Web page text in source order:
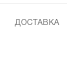
ДОСТАВКА